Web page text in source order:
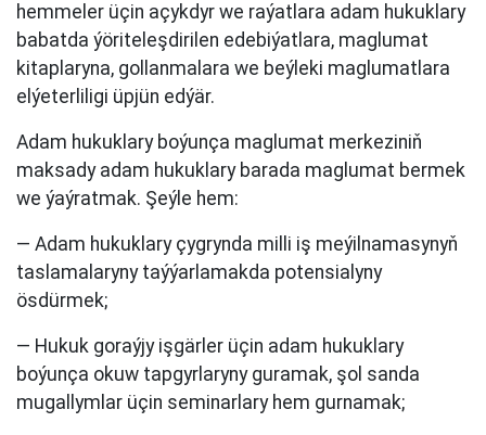
hemmeler üçin açykdyr we raýatlara adam hukuklary
babatda ýöriteleşdirilen edebiýatlara, maglumat
kitaplaryna, gollanmalara we beýleki maglumatlara
elýeterliligi üpjün edýär.
Adam hukuklary boýunça maglumat merkeziniň
maksady adam hukuklary barada maglumat bermek
we ýaýratmak. Şeýle hem:
— Adam hukuklary çygrynda milli iş meýilnamasynyň
taslamalaryny taýýarlamakda potensialyny
ösdürmek;
— Hukuk goraýjy işgärler üçin adam hukuklary
boýunça okuw tapgyrlaryny guramak, şol sanda
mugallymlar üçin seminarlary hem gurnamak;